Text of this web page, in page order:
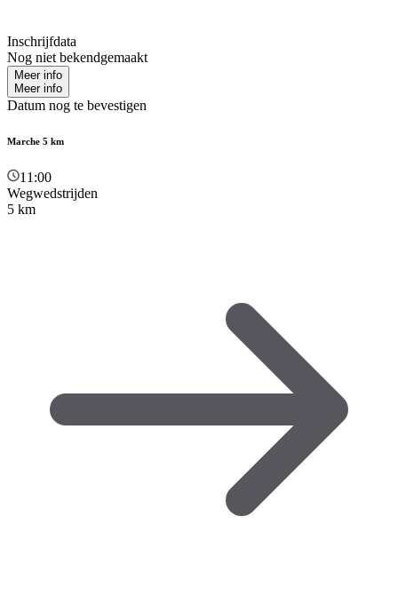
Inschrijfdata
Nog niet bekendgemaakt
Meer info
Meer info
Datum nog te bevestigen
Marche 5 km
11:00
Wegwedstrijden
5 km